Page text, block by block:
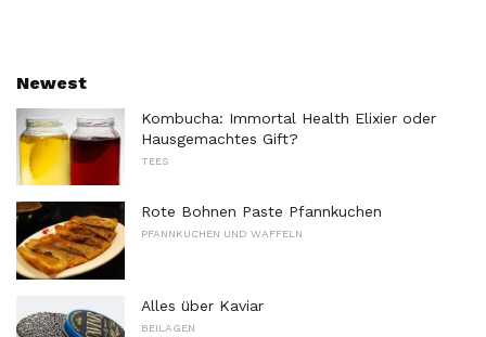
Newest
Kombucha: Immortal Health Elixier oder
Hausgemachtes Gift?
TEES
Rote Bohnen Paste Pfannkuchen
PFANNKUCHEN UND WAFFELN
Alles über Kaviar
BEILAGEN